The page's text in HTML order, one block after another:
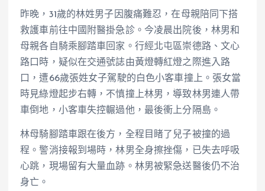
昨晚，31歲的林姓男子因腹痛難忍，在母親陪同下搭
救護車前往中國附醫掛急診。今凌晨出院後，林男和
母親各自騎乘腳踏車回家。行經北屯區崇德路、文心
路口時，疑似在交通號誌由黃燈轉紅燈之際進入路
口，遭66歲張姓女子駕駛的白色小客車撞上。張女當
時見綠燈起步右轉，不慎撞上林男，導致林男連人帶
車倒地，小客車失控輾過他，最後衝上分隔島。
林母騎腳踏車跟在後方，全程目睹了兒子被撞的過
程。警消接報到場時，林男全身擦挫傷，已失去呼吸
心跳，現場留有大量血跡。林男被緊急送醫後仍不治
身亡。